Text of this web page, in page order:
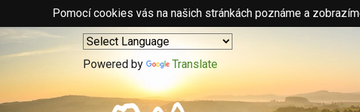
Pomocí cookies vás na našich stránkách poznáme a
Powered by Translate